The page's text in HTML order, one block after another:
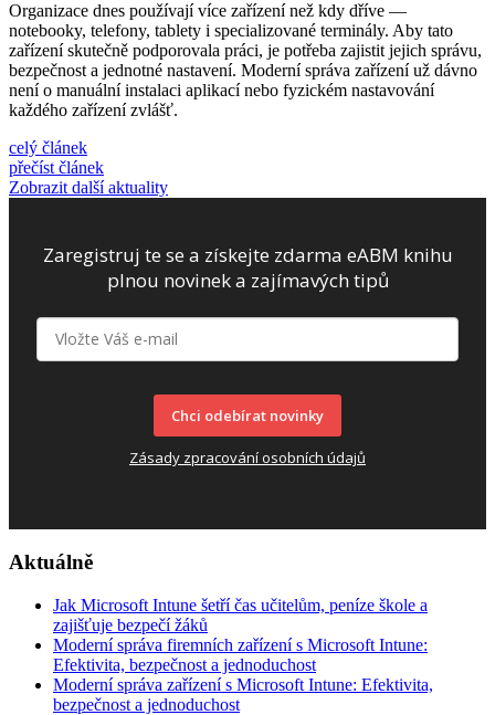
Organizace dnes používají více zařízení než kdy dříve —
notebooky, telefony, tablety i specializované terminály. Aby tato
zařízení skutečně podporovala práci, je potřeba zajistit jejich správu,
bezpečnost a jednotné nastavení. Moderní správa zařízení už dávno
není o manuální instalaci aplikací nebo fyzickém nastavování
každého zařízení zvlášť.
celý článek
přečíst článek
Zobrazit další aktuality
Zaregistruj te se a získejte zdarma eABM knihu
plnou novinek a zajímavých tipů
Chci odebírat novinky
Zásady zpracování osobních údajů
Aktuálně
Jak Microsoft Intune šetří čas učitelům, peníze škole a
zajišťuje bezpečí žáků
Moderní správa firemních zařízení s Microsoft Intune:
Efektivita, bezpečnost a jednoduchost
Moderní správa zařízení s Microsoft Intune: Efektivita,
bezpečnost a jednoduchost